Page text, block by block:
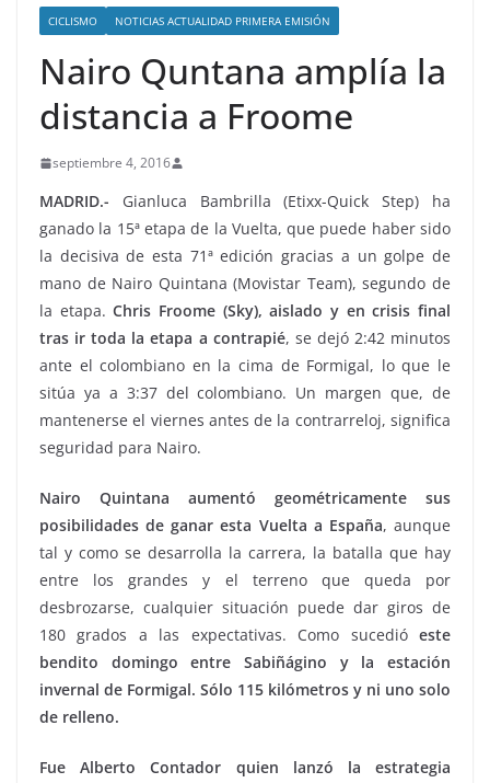
CICLISMO NOTICIAS ACTUALIDAD PRIMERA EMISIÓN
Nairo Quntana amplía la
distancia a Froome
septiembre 4, 2016
MADRID.- Gianluca Bambrilla (Etixx-Quick Step) ha
ganado la 15ª etapa de la Vuelta, que puede haber sido
la decisiva de esta 71ª edición gracias a un golpe de
mano de Nairo Quintana (Movistar Team), segundo de
la etapa.Chris Froome (Sky), aislado y en crisis final
tras ir toda la etapa a contrapié, se dejó 2:42 minutos
ante el colombiano en la cima de Formigal, lo que le
sitúa ya a 3:37 del colombiano. Un margen que, de
mantenerse el viernes antes de la contrarreloj, significa
seguridad para Nairo.
Nairo Quintana aumentó geométricamente sus
posibilidades de ganar esta Vuelta a España, aunque
tal y como se desarrolla la carrera, la batalla que hay
entre los grandes y el terreno que queda por
desbrozarse, cualquier situación puede dar giros de
180 grados a las expectativas. Como sucedió este
bendito domingo entre Sabiñágino y la estación
invernal de Formigal. Sólo 115 kilómetros y ni uno solo
de relleno.
Fue Alberto Contador quien lanzó la estrategia